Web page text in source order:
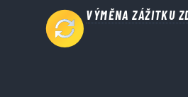
VÝMĚNA ZÁŽITKU